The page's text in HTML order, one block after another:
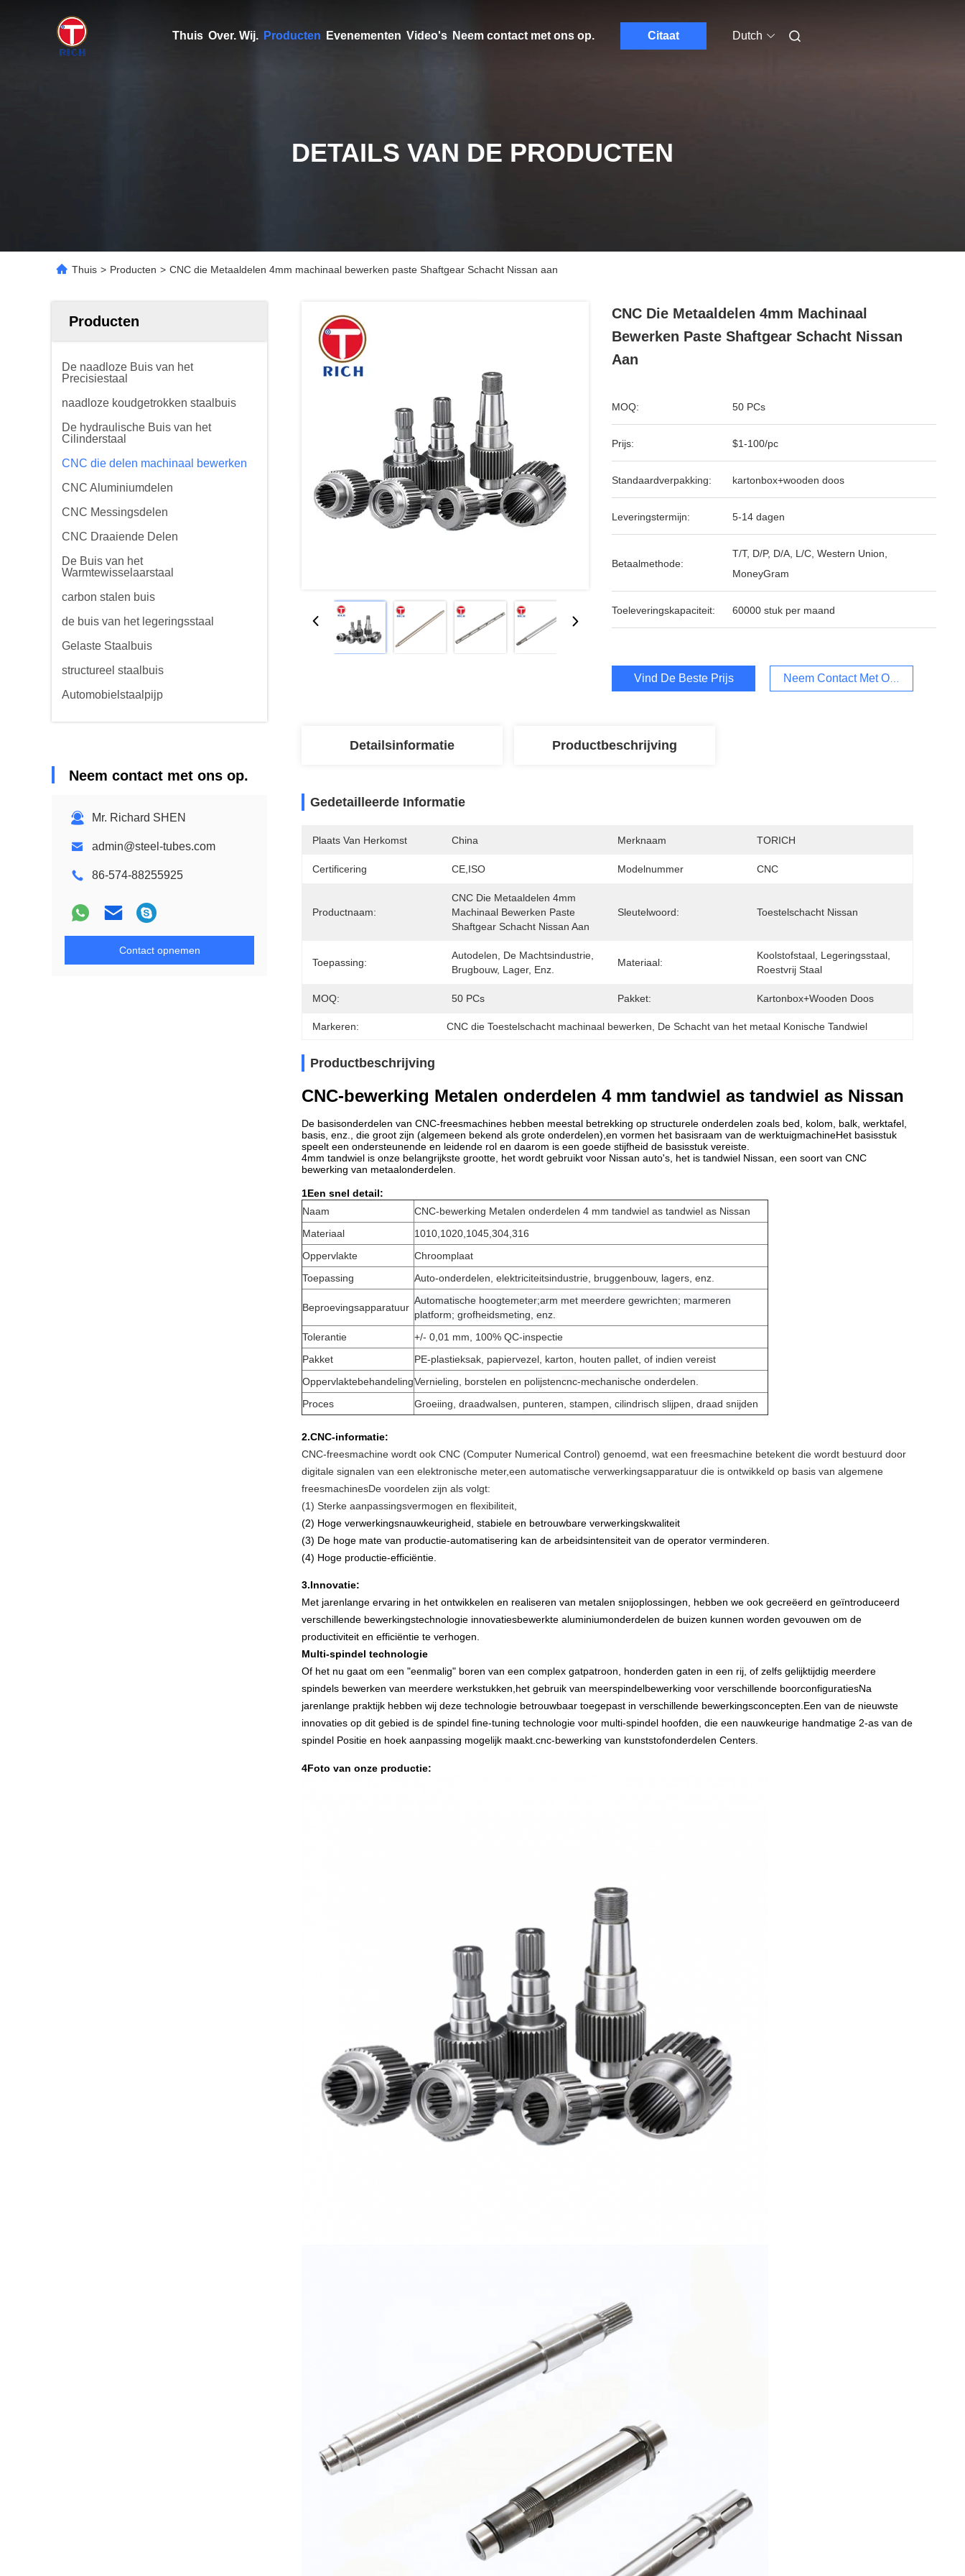
Thuis Over. Wij. Producten Evenementen Video's Neem contact met ons op. Citaat Dutch
DETAILS VAN DE PRODUCTEN
Thuis > Producten > CNC die Metaaldelen 4mm machinaal bewerken paste Shaftgear Schacht Nissan aan
Producten
De naadloze Buis van het
Precisiestaal
naadloze koudgetrokken staalbuis
De hydraulische Buis van het
Cilinderstaal
CNC die delen machinaal bewerken
CNC Aluminiumdelen
CNC Messingsdelen
CNC Draaiende Delen
De Buis van het
Warmtewisselaarstaal
carbon stalen buis
de buis van het legeringsstaal
Gelaste Staalbuis
structureel staalbuis
Automobielstaalpijp
Neem contact met ons op.
Mr. Richard SHEN
admin@steel-tubes.com
86-574-88255925
Contact opnemen
CNC Die Metaaldelen 4mm Machinaal
Bewerken Paste Shaftgear Schacht Nissan
Aan
MOQ: 50 PCs
Prijs: $1-100/pc
Standaardverpakking: kartonbox+wooden doos
Leveringstermijn: 5-14 dagen
Betaalmethode:
T/T, D/P, D/A, L/C, Western Union,
MoneyGram
Toeleveringskapaciteit: 60000 stuk per maand
Vind De Beste Prijs Neem Contact Met Ons Op.
Detailsinformatie Productbeschrijving
Gedetailleerde Informatie
Plaats Van Herkomst China Merknaam TORICH
Certificering CE,ISO Modelnummer CNC
Productnaam:
CNC Die Metaaldelen 4mm
Machinaal Bewerken Paste
Shaftgear Schacht Nissan Aan
Sleutelwoord: Toestelschacht Nissan
Toepassing:
Autodelen, De Machtsindustrie,
Brugbouw, Lager, Enz.
Materiaal:
Koolstofstaal, Legeringsstaal,
Roestvrij Staal
MOQ: 50 PCs Pakket: Kartonbox+wooden Doos
Markeren: CNC die Toestelschacht machinaal bewerken De Schacht van het metaal Konische Tandwiel
Productbeschrijving
CNC-bewerking Metalen onderdelen 4 mm tandwiel as tandwiel as Nissan
De basisonderdelen van CNC-freesmachines hebben meestal betrekking op structurele onderdelen zoals bed, kolom, balk, werktafel,
basis, enz., die groot zijn (algemeen bekend als grote onderdelen),en vormen het basisraam van de werktuigmachineHet basisstuk
speelt een ondersteunende en leidende rol en daarom is een goede stijfheid de basisstuk vereiste.
4mm tandwiel is onze belangrijkste grootte, het wordt gebruikt voor Nissan auto's, het is tandwiel Nissan, een soort van CNC
bewerking van metaalonderdelen.
1Een snel detail:
Naam
CNC-bewerking Metalen onderdelen 4 mm tandwiel as tandwiel as Nissan
Materiaal
1010,1020,1045,304,316
Oppervlakte
Chroomplaat
Toepassing
Auto-onderdelen, elektriciteitsindustrie, bruggenbouw, lagers, enz.
Beproevingsapparatuur
Automatische hoogtemeter;arm met meerdere gewrichten; marmeren
platform; grofheidsmeting, enz.
Tolerantie
+/- 0,01 mm, 100% QC-inspectie
Pakket
PE-plastieksak, papiervezel, karton, houten pallet, of indien vereist
OppervlaktebehandelingVernieling, borstelen en polijstencnc-mechanische onderdelen.
Proces
Groeiing, draadwalsen, punteren, stampen, cilindrisch slijpen, draad snijden
2.CNC-informatie:
CNC-freesmachine wordt ook CNC (Computer Numerical Control) genoemd, wat een freesmachine betekent die wordt bestuurd door
digitale signalen van een elektronische meter,een automatische verwerkingsapparatuur die is ontwikkeld op basis van algemene
freesmachinesDe voordelen zijn als volgt:
(1) Sterke aanpassingsvermogen en flexibiliteit,
(2) Hoge verwerkingsnauwkeurigheid, stabiele en betrouwbare verwerkingskwaliteit
(3) De hoge mate van productie-automatisering kan de arbeidsintensiteit van de operator verminderen.
(4) Hoge productie-efficiëntie.
3.Innovatie:
Met jarenlange ervaring in het ontwikkelen en realiseren van metalen snijoplossingen, hebben we ook gecreëerd en geïntroduceerd
verschillende bewerkingstechnologie innovatiesbewerkte aluminiumonderdelen de buizen kunnen worden gevouwen om de
productiviteit en efficiëntie te verhogen.
Multi-spindel technologie
Of het nu gaat om een "eenmalig" boren van een complex gatpatroon, honderden gaten in een rij, of zelfs gelijktijdig meerdere
spindels bewerken van meerdere werkstukken,het gebruik van meerspindelbewerking voor verschillende boorconfiguratiesNa
jarenlange praktijk hebben wij deze technologie betrouwbaar toegepast in verschillende bewerkingsconcepten.Een van de nieuwste
innovaties op dit gebied is de spindel fine-tuning technologie voor multi-spindel hoofden, die een nauwkeurige handmatige 2-as van de
spindel Positie en hoek aanpassing mogelijk maakt. cnc-bewerking van kunststofonderdelen Centers.
4Foto van onze productie: